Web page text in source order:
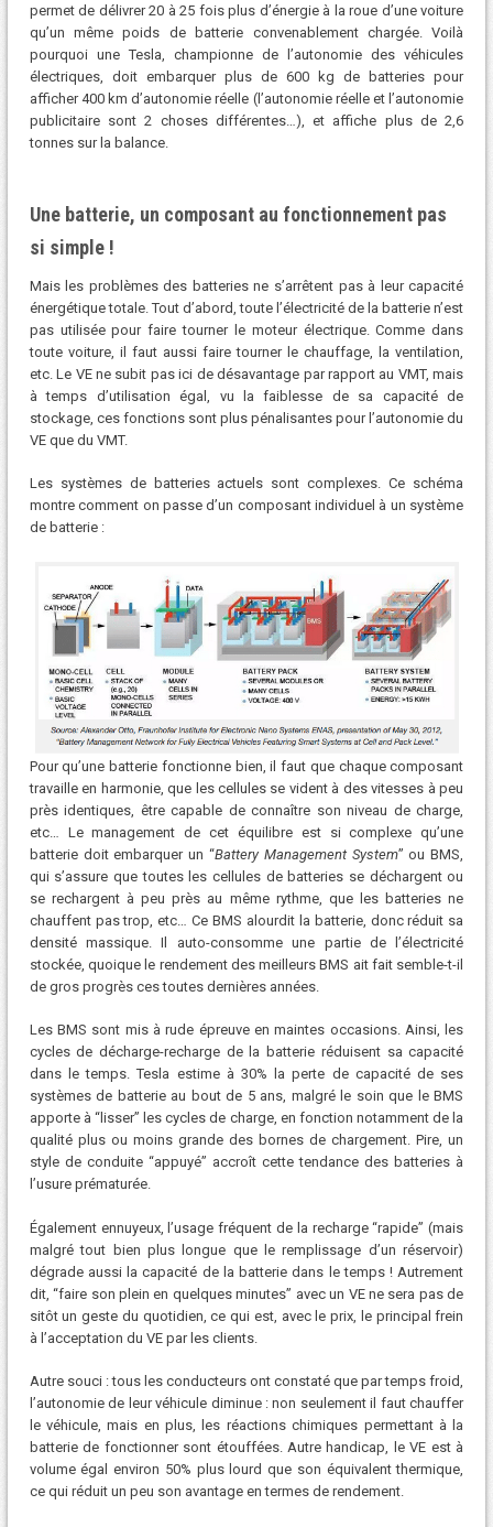
permet de délivrer 20 à 25 fois plus d’énergie à la roue d’une voiture
qu’un même poids de batterie convenablement chargée. Voilà
pourquoi une Tesla, championne de l’autonomie des véhicules
électriques, doit embarquer plus de 600 kg de batteries pour
afficher 400 km d’autonomie réelle (l’autonomie réelle et l’autonomie
publicitaire sont 2 choses différentes…), et affiche plus de 2,6
tonnes sur la balance.
Une batterie, un composant au fonctionnement pas
si simple !
Mais les problèmes des batteries ne s’arrêtent pas à leur capacité
énergétique totale. Tout d’abord, toute l’électricité de la batterie n’est
pas utilisée pour faire tourner le moteur électrique. Comme dans
toute voiture, il faut aussi faire tourner le chauffage, la ventilation,
etc. Le VE ne subit pas ici de désavantage par rapport au VMT, mais
à temps d’utilisation égal, vu la faiblesse de sa capacité de
stockage, ces fonctions sont plus pénalisantes pour l’autonomie du
VE que du VMT.
Les systèmes de batteries actuels sont complexes. Ce schéma
montre comment on passe d’un composant individuel à un système
de batterie :
Pour qu’une batterie fonctionne bien, il faut que chaque composant
travaille en harmonie, que les cellules se vident à des vitesses à peu
près identiques, être capable de connaître son niveau de charge,
etc… Le management de cet équilibre est si complexe qu’une
batterie doit embarquer un “Battery Management System” ou BMS,
qui s’assure que toutes les cellules de batteries se déchargent ou
se rechargent à peu près au même rythme, que les batteries ne
chauffent pas trop, etc… Ce BMS alourdit la batterie, donc réduit sa
densité massique. Il auto-consomme une partie de l’électricité
stockée, quoique le rendement des meilleurs BMS ait fait semble-t-il
de gros progrès ces toutes dernières années.
Les BMS sont mis à rude épreuve en maintes occasions. Ainsi, les
cycles de décharge-recharge de la batterie réduisent sa capacité
dans le temps. Tesla estime à 30% la perte de capacité de ses
systèmes de batterie au bout de 5 ans, malgré le soin que le BMS
apporte à “lisser” les cycles de charge, en fonction notamment de la
qualité plus ou moins grande des bornes de chargement. Pire, un
style de conduite “appuyé” accroît cette tendance des batteries à
l’usure prématurée.
Également ennuyeux, l’usage fréquent de la recharge “rapide” (mais
malgré tout bien plus longue que le remplissage d’un réservoir)
dégrade aussi la capacité de la batterie dans le temps ! Autrement
dit, “faire son plein en quelques minutes” avec un VE ne sera pas de
sitôt un geste du quotidien, ce qui est, avec le prix, le principal frein
à l’acceptation du VE par les clients.
Autre souci : tous les conducteurs ont constaté que par temps froid,
l’autonomie de leur véhicule diminue : non seulement il faut chauffer
le véhicule, mais en plus, les réactions chimiques permettant à la
batterie de fonctionner sont étouffées. Autre handicap, le VE est à
volume égal environ 50% plus lourd que son équivalent thermique,
ce qui réduit un peu son avantage en termes de rendement.